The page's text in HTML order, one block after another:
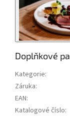
Doplňkové
Kategorie:
Záruka:
EAN:
Katalogové číslo: